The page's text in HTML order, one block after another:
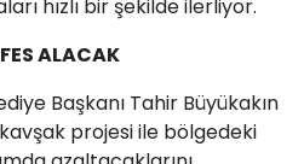
hızlı bir şekilde ilerliyor.
ALACAK
Başkanı Tahir Büyükakın
projesi ile bölgedeki